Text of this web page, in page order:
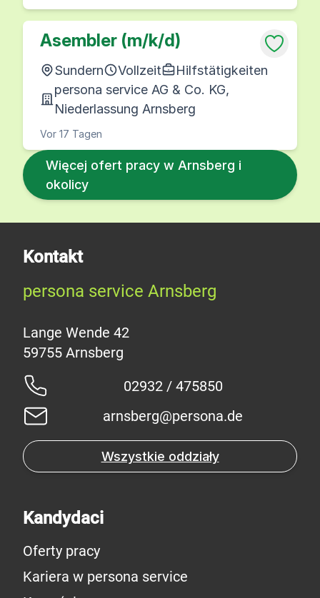
Asembler (m/k/d)
Sundern Vollzeit
Hilfstätigkeiten
persona service AG & Co. KG,
Niederlassung Arnsberg
Vor 17 Tagen
Więcej ofert pracy w Arnsberg i
okolicy
Kontakt
persona service Arnsberg
Lange Wende 42
02932 / 475850
arnsberg@persona.de
Wszystkie oddziały
Kandydaci
Oferty pracy
Kariera w persona service